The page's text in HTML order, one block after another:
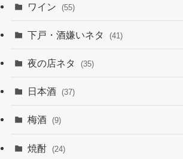
ワイン (55)
下戸・酒嫌いネタ (41)
夜の店ネタ (35)
日本酒 (37)
梅酒 (9)
焼酎 (24)